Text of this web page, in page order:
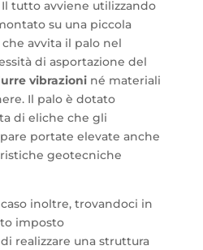
tutto avviene utilizzando
su una piccola
avvita il palo nel
di asportazione del
vibrazioniné materiali
Il palo è dotato
di eliche che gli
portate elevate anche
geotecniche
inoltre, trovandoci in
imposto
realizzare una struttura